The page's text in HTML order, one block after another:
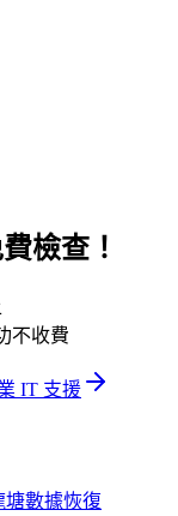
檢查！
不收費
IT 支援
塘數據恢復